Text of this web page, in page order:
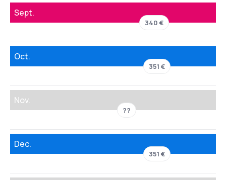
Sept.
340 €
Oct.
351 €
Nov.
??
Dec.
351 €